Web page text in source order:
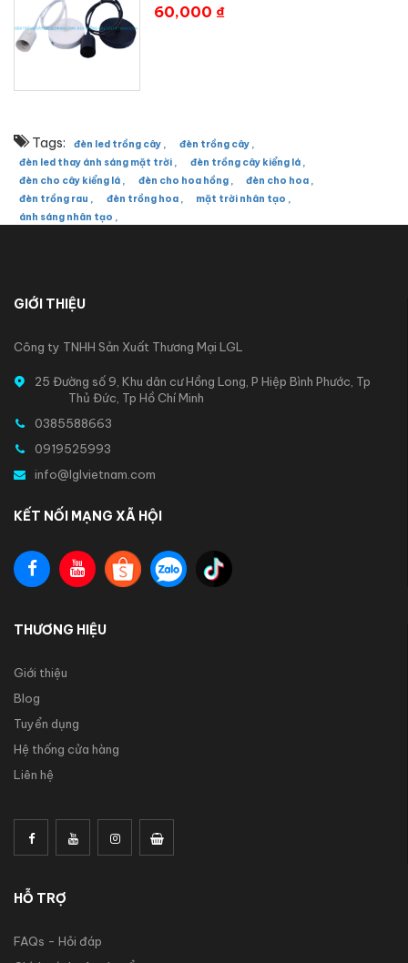
60,000 ₫
Tags: đèn led trồng cây ,
đèn trồng cây ,
đèn led thay ánh sáng mặt trời ,
đèn trồng cây kiểng lá ,
đèn cho cây kiểng lá ,
đèn cho hoa hồng ,
đèn cho hoa ,
đèn trồng rau ,
đèn trồng hoa ,
mặt trời nhân tạo ,
ánh sáng nhân tạo ,
GIỚI THIỆU
Công ty TNHH Sản Xuất Thương Mại LGL
25 Đường số 9, Khu dân cư Hồng Long, P Hiệp Bình Phước, Tp
Thủ Đức, Tp Hồ Chí Minh
0385588663
0919525993
info@lglvietnam.com
KẾT NỐI MẠNG XÃ HỘI
THƯƠNG HIỆU
Giới thiệu
Blog
Tuyển dụng
Hệ thống cửa hàng
Liên hệ
HỖ TRỢ
FAQs - Hỏi đáp